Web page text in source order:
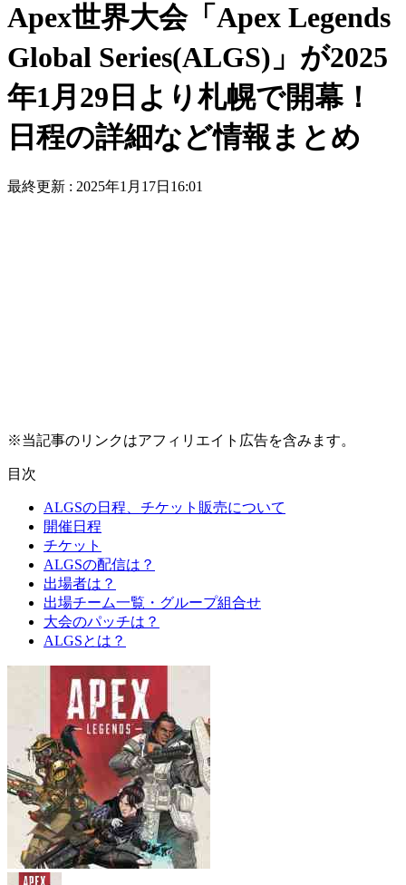
Apex世界大会「Apex Legends
Global Series(ALGS)」が2025
年1月29日より札幌で開幕！
日程の詳細など情報まとめ
最終更新 : 2025年1月17日16:01
※当記事のリンクはアフィリエイト広告を含みます。
目次
ALGSの日程、チケット販売について
開催日程
チケット
ALGSの配信は？
出場者は？
出場チーム一覧・グループ組合せ
大会のパッチは？
ALGSとは？